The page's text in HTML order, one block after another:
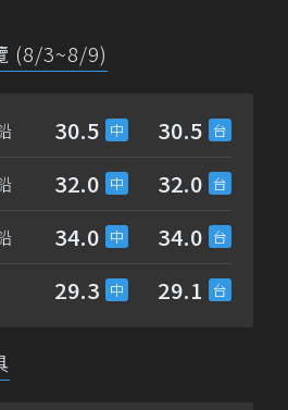
(8/3~8/9)
30.5 30.5
32.0 32.0
34.0 34.0
29.3 29.1